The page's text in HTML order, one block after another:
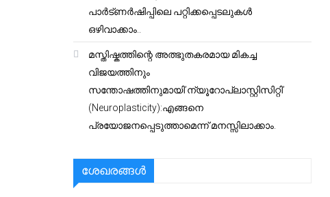
പാർട്ണർഷിപ്പിലെ പറ്റിക്കപ്പെടലുകൾ
ഒഴിവാക്കാം..
മസ്തിഷ്കത്തിന്റെ അത്ഭുതകരമായ മികച്ച
വിജയത്തിനും
സന്തോഷത്തിനുമായി’ന്യൂറോപ്ലാസ്റ്റിസിറ്റി’
(Neuroplasticity):എങ്ങനെ
പ്രയോജനപ്പെടുത്താമെന്ന് മനസ്സിലാക്കാം.
ശേഖരങ്ങൾ